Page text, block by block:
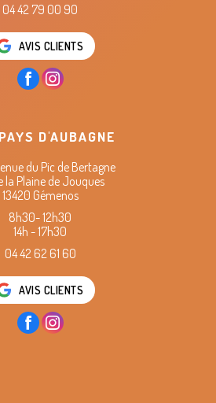
04 42 79 00 90
AVIS CLIENTS
D'AUBAGNE
du Pic de Bertagne
la Plaine de Jouques
13420 Gémenos
8h30- 12h30
14h - 17h30
04 42 62 61 60
AVIS CLIENTS